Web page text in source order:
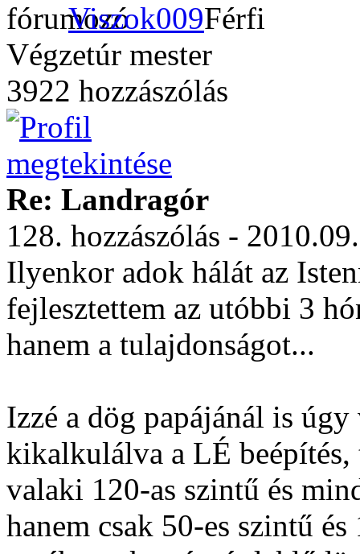
Viszok009
Végzetúr mester
3922 hozzászólás
Re: Landragór
128. hozzászólás -
Ilyenkor adok hálát az
fejlesztettem az utóbbi 3
hanem a tulajdonságot...
Izzé a dög papájánál is
kikalkulálva a LÉ
valaki 120-as szintű és
hanem csak 50-es szintű